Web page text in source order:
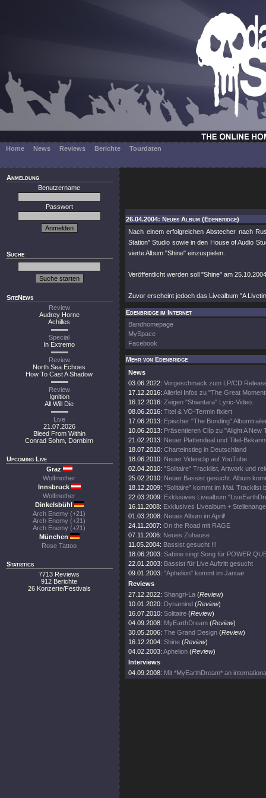
Home News Reviews Berichte Tourdaten
Anmeldung
Benutzername
Passwort
Suche
SiteNews
Review
Audrey Horne
Achilles
Special
In Extremo
Review
North Sea Echoes
How To Cast A Shadow
Review
Ignition
All Will Die
Live
21.07.2026
Bleed From Within
Conrad Sohm, Dornbirn
Upcoming Live
Graz
Wolfmother
Innsbruck
Wolfmother
Dinkelsbühl
Arch Enemy (+21)
Arch Enemy (+21)
Arch Enemy (+21)
München
Rose Tattoo
Statistics
7713 Reviews
912 Berichte
26 Konzerte/Festivals
26.04.2004: Neues Album (Edenbridge)
Nach einem erfolgreichen Abstecher nach
Station" Studio sowie in den House of Audio
vierte Album "Shine" einzuspielen.
Veröffentlicht werden soll "Shine" am
Zuvor erscheint jedoch das Livealbum "A
Edenbridge im Internet
Bandhomepage
MySpace
Facebook
Mehr von Edenbridge
News
03.06.2022: Vorgeschmack zum LP/CD
17.12.2016: Allerlei Infos zu "The Great
16.12.2016: Zeigen "Shiantara" Lyric-Video.
08.06.2016: Titel & VÖ-Termin fixiert
17.06.2013: Epischer "The Bonding"
10.06.2013: Präsentieren Clíp zu "Alight A New
21.02.2013: Neuer Plattendeal und Titel-
18.07.2010: Charteinstieg in Deutschland
18.06.2010: Neuer Videoclip auf YouTube
02.04.2010: "Solitaire" Tracklist, Artwork und
25.02.2010: Neuer Bassist gesucht. Album
18.12.2009: "Solitaire" kommt im Mai. Tracklist
22.03.2009: Exklusives Livealbum
16.11.2008: Exklusives Livealbum +
01.03.2008: Neues Album im April!
24.11.2007: On the Road mit RAGE
07.11.2006: Neues Zuhause ...
11.05.2004: Bassist gesucht !!!
18.06.2003: Sabine singt Song für POWER
22.01.2003: Bassist für Live Auftritt gesucht
09.01.2003: "Aphelion" kommt im Januar
Reviews
27.12.2022: Shangri-La (Review)
10.01.2020: Dynamind (Review)
16.07.2010: Solitaire (Review)
04.09.2008: MyEarthDream (Review)
30.05.2006: The Grand Design (Review)
16.12.2004: Shine (Review)
04.02.2003: Aphelion (Review)
Interviews
04.09.2008: Mit *MyEarthDream* an